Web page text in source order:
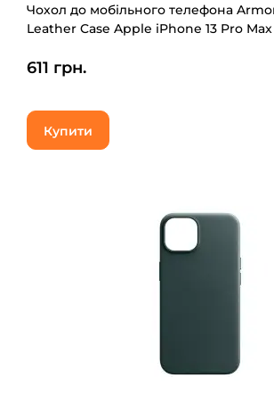
Чохол до мобільного телефона
Leather Case Apple iPhone 13 Pro
611 грн.
Купити